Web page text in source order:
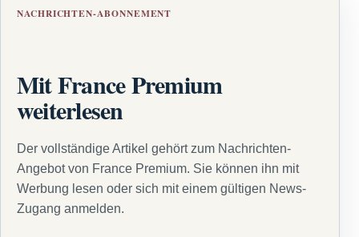
NACHRICHTEN-ABONNEMENT
Mit France Premium
weiterlesen
Der vollständige Artikel gehört zum Nachrichten-
Angebot von France Premium. Sie können ihn mit
Werbung lesen oder sich mit einem gültigen News-
Zugang anmelden.